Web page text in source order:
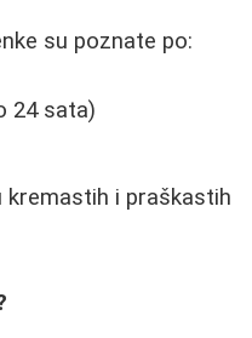
su poznate po:
24 sata)
i praškastih